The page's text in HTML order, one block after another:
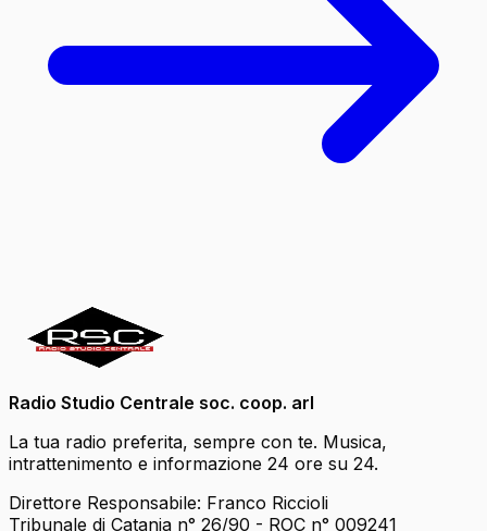
Radio Studio Centrale soc. coop. arl
La tua radio preferita, sempre con te. Musica,
intrattenimento e informazione 24 ore su 24.
Direttore Responsabile: Franco Riccioli
Tribunale di Catania n° 26/90 - ROC n° 009241